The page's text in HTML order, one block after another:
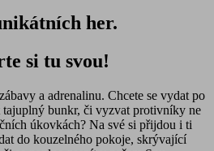
her.
si tu svou!
a adrenalinu. Chcete se vydat po
tajuplný bunkr, či vyzvat protivníky ne
úkovkách? Na své si přijdou i ti
do kouzelného pokoje, skrývající